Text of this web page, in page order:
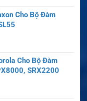
Cho Bộ Đàm
Cho Bộ Đàm
SRX2200